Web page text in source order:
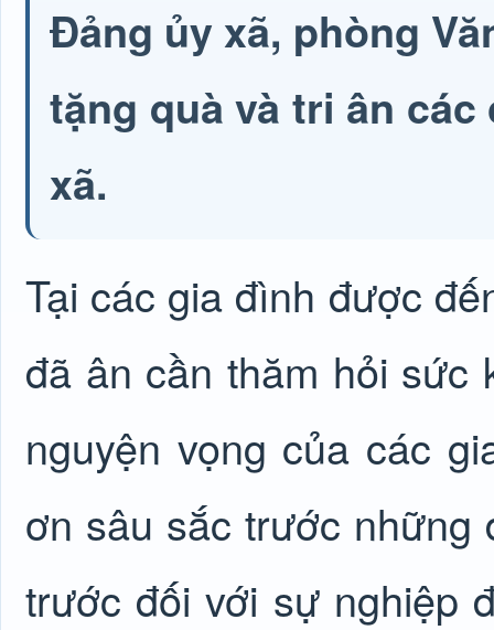
Đảng ủy xã, phòng
tặng quà và tri ân
xã.
Tại các gia đình được
đã ân cần thăm hỏi sức
nguyện vọng của các
ơn sâu sắc trước những
trước đối với sự nghiệp